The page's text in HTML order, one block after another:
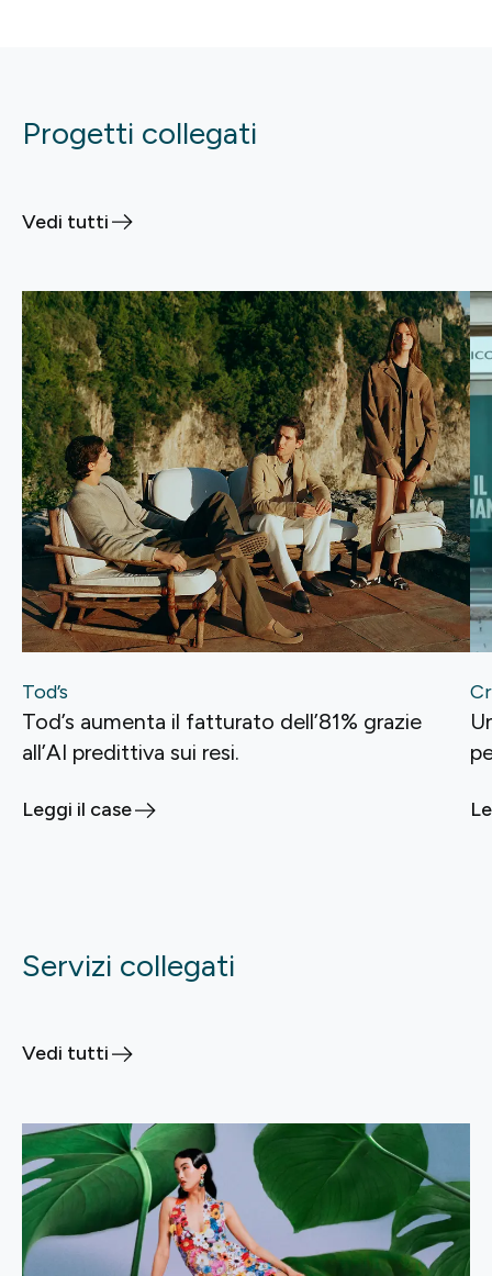
Progetti collegati
Vedi tutti
Tod’s
Tod’s aumenta il fatturato dell’81% grazie
all’AI predittiva sui resi.
Leggi il case
Servizi collegati
Vedi tutti